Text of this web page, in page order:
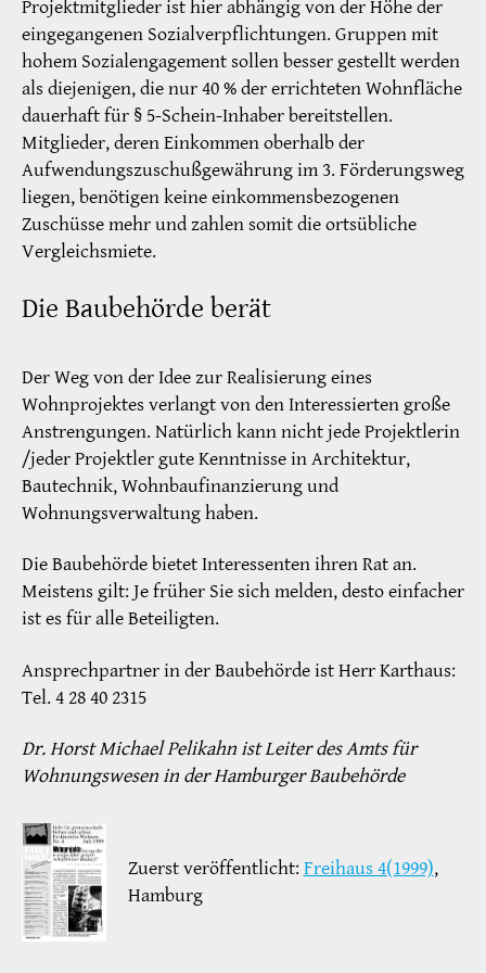
Projektmitglieder ist hier abhängig von der Höhe der
eingegangenen Sozialverpflichtungen. Gruppen mit
hohem Sozialengagement sollen besser gestellt werden
als diejenigen, die nur 40 % der errichteten Wohnfläche
dauerhaft für § 5-Schein-Inhaber bereitstellen.
Mitglieder, deren Einkommen oberhalb der
Aufwendungszuschußgewährung im 3. Förderungsweg
liegen, benötigen keine einkommensbezogenen
Zuschüsse mehr und zahlen somit die ortsübliche
Vergleichsmiete.
Die Baubehörde berät
Der Weg von der Idee zur Realisierung eines
Wohnprojektes verlangt von den Interessierten große
Anstrengungen. Natürlich kann nicht jede Projektlerin
/jeder Projektler gute Kenntnisse in Architektur,
Bautechnik, Wohnbaufinanzierung und
Wohnungsverwaltung haben.
Die Baubehörde bietet Interessenten ihren Rat an.
Meistens gilt: Je früher Sie sich melden, desto einfacher
ist es für alle Beteiligten.
Ansprechpartner in der Baubehörde ist Herr Karthaus:
Tel. 4 28 40 2315
Dr. Horst Michael Pelikahn ist Leiter des Amts für
Wohnungswesen in der Hamburger Baubehörde
Zuerst veröffentlicht:Freihaus 4(1999),
Hamburg